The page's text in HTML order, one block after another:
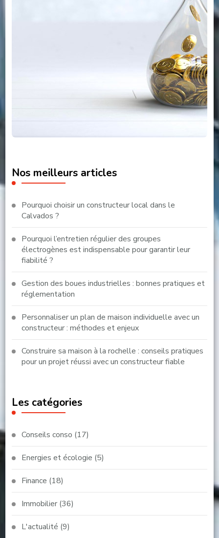
Nos meilleurs articles
Pourquoi choisir un constructeur local dans le
Calvados ?
Pourquoi l’entretien régulier des groupes
électrogènes est indispensable pour garantir leur
fiabilité ?
Gestion des boues industrielles : bonnes pratiques et
réglementation
Personnaliser un plan de maison individuelle avec un
constructeur : méthodes et enjeux
Construire sa maison à la rochelle : conseils pratiques
pour un projet réussi avec un constructeur fiable
Les catégories
Conseils conso (17)
Energies et écologie (5)
Finance (18)
Immobilier(36)
L'actualité (9)